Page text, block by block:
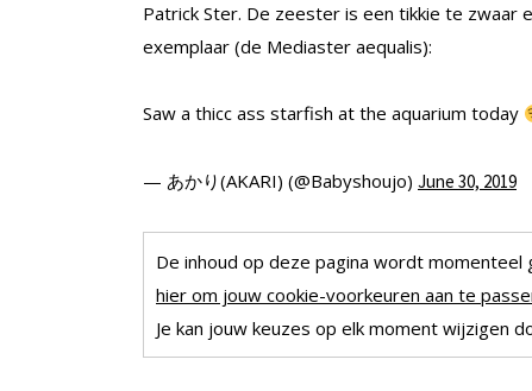
Patrick Ster. De zeester is een tikkie te zwaar
exemplaar (de Mediaster aequalis):
Saw a thicc ass starfish at the aquarium today
— あかり(AKARI) (@Babyshoujo) June 30, 2019
De inhoud op deze pagina wordt
hier om jouw cookie-voorkeuren aan te
Je kan jouw keuzes op elk moment wijzigen